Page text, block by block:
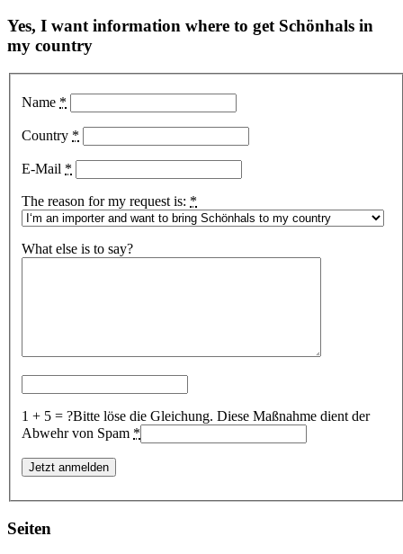
Yes, I want information where to get Schönhals in
my country
Name *
Country *
E-Mail *
The reason for my request is: *
What else is to say?
1 + 5 = ?Bitte löse die Gleichung. Diese Maßnahme dient der
Abwehr von Spam *
Seiten